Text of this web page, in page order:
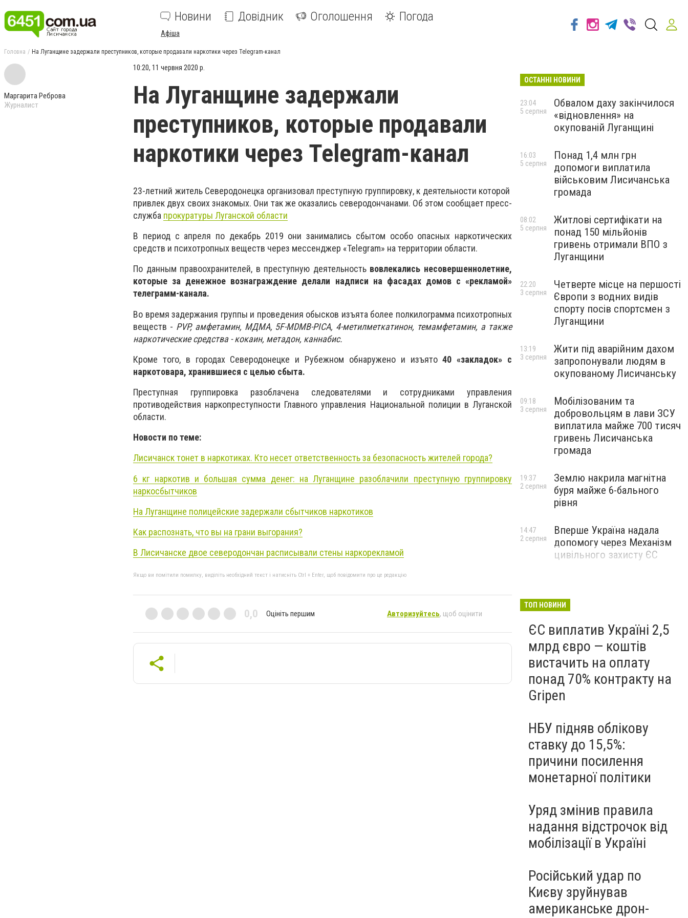
Новини Довідник Оголошення Погода
Афіша
Головна На Луганщине задержали преступников, которые продавали наркотики через Telegram-канал
Маргарита Реброва
Журналист
10:20, 11 червня 2020 р.
На Луганщине задержали
преступников, которые продавали
наркотики через Telegram-канал
23-летний житель Северодонецка организовал преступную группировку, к деятельности которой
привлек двух своих знакомых. Они так же оказались северодончанами. Об этом сообщает пресс-
служба прокуратуры Луганской области
В период с апреля по декабрь 2019 они занимались сбытом особо опасных наркотических
средств и психотропных веществ через мессенджер «Telegram» на территории области.
По данным правоохранителей, в преступную деятельность вовлекались несовершеннолетние,
которые за денежное вознаграждение делали надписи на фасадах домов с «рекламой»
телеграмм-канала.
Во время задержания группы и проведения обысков изъята более полкилограмма психотропных
веществ - PVP, амфетамин, МДМА, 5F-MDMB-PICA, 4-метилметкатинон, темамфетамин, а также
наркотические средства - кокаин, метадон, каннабис.
Кроме того, в городах Северодонецке и Рубежном обнаружено и изъято40 «закладок» с
наркотовара, хранившиеся с целью сбыта.
Преступная группировка разоблачена следователями и сотрудниками управления
противодействия наркопреступности Главного управления Национальной полиции в Луганской
области.
Новости по теме:
Лисичанск тонет в наркотиках. Кто несет ответственность за безопасность жителей города?
6 кг наркотив и большая сумма денег: на Луганщине разоблачили преступную группировку
наркосбытчиков
На Луганщине полицейские задержали сбытчиков наркотиков
Как распознать, что вы на грани выгорания?
В Лисичанске двое северодончан расписывали стены наркорекламой
Якщо ви помітили помилку, виділіть необхідний текст і натисніть Ctrl + Enter, щоб повідомити про це редакцію
0,0 Оцініть першим Авторизуйтесь, щоб оцінити
ОСТАННІ НОВИНИ
Обвалом даху закінчилося
«відновлення» на
окупованій Луганщині
23:04
5 серпня
Понад 1,4 млн грн
допомоги виплатила
військовим Лисичанська
громада
16:03
5 серпня
Житлові сертифікати на
понад 150 мільйонів
гривень отримали ВПО з
Луганщини
08:02
5 серпня
Четверте місце на першості
Європи з водних видів
спорту посів спортсмен з
Луганщини
22:20
3 серпня
Жити під аварійним дахом
запропонували людям в
окупованому Лисичанську
13:19
3 серпня
Мобілізованим та
добровольцям в лави ЗСУ
виплатила майже 700 тисяч
гривень Лисичанська
громада
09:18
3 серпня
Землю накрила магнітна
буря майже 6-бального
рівня
19:37
2 серпня
Вперше Україна надала
допомогу через Механізм
цивільного захисту ЄС
14:47
2 серпня
ТОП НОВИНИ
ЄС виплатив Україні 2,5
млрд євро — коштів
вистачить на оплату
понад 70% контракту на
Gripen
НБУ підняв облікову
ставку до 15,5%:
причини посилення
монетарної політики
Уряд змінив правила
надання відстрочок від
мобілізації в Україні
Російський удар по
Києву зруйнував
американське дрон-